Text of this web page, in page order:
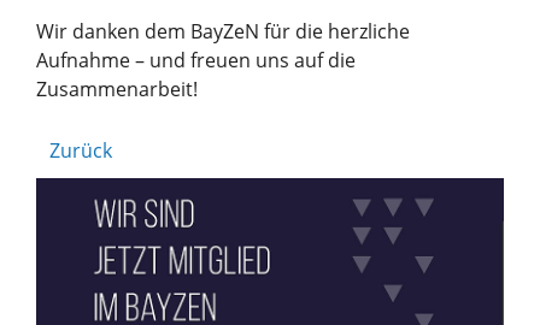
Wir danken dem BayZeN für die herzliche
Aufnahme – und freuen uns auf die
Zusammenarbeit!
Zurück